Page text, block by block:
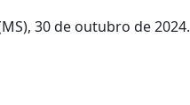
30 de outubro de 2024.